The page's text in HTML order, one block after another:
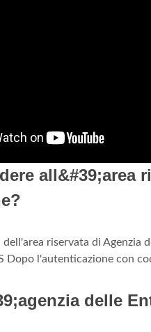
all&#39;area
riservata di Agenzia
Dopo l'autenticazione con
delle